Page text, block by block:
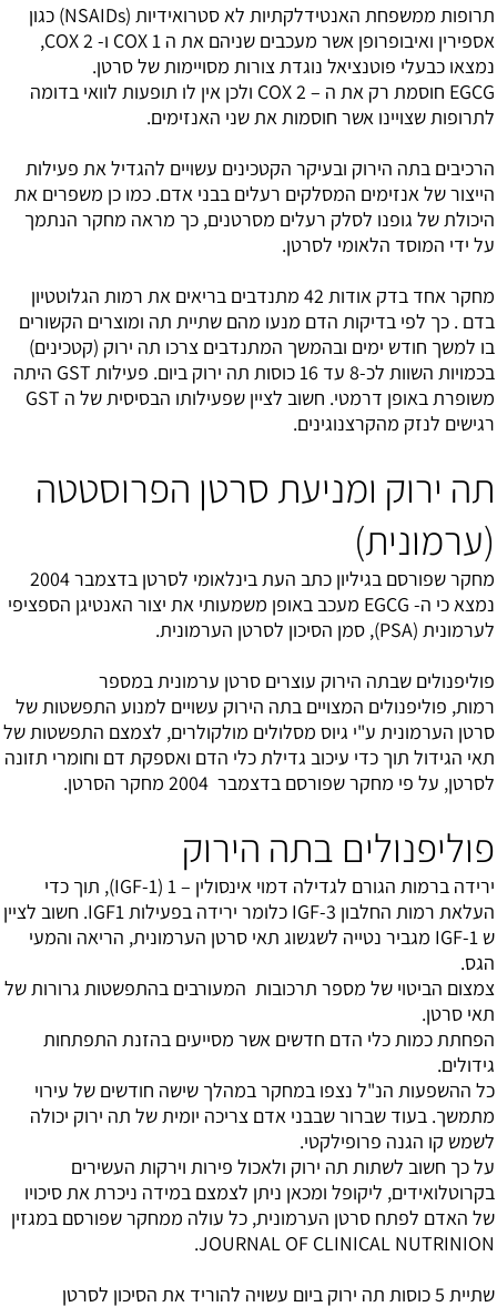
תרופות ממשפחת האנטידלקתיות לא סטרואידיות (NSAIDs) כגון
אספירין ואיבופרופן אשר מעכבים שניהם את ה COX 1 ו- COX 2,
נמצאו כבעלי פוטנציאל נוגדת צורות מסויימות של סרטן.
EGCG חוסמת רק את ה – COX 2 ולכן אין לו תופעות לוואי בדומה
לתרופות שצויינו אשר חוסמות את שני האנזימים.
הרכיבים בתה הירוק ובעיקר הקטכינים עשויים להגדיל את פעילות
הייצור של אנזימים המסלקים רעלים בבני אדם. כמו כן משפרים את
היכולת של גופנו לסלק רעלים מסרטנים, כך מראה מחקר הנתמך
על ידי המוסד הלאומי לסרטן.
מחקר אחד בדק אודות 42 מתנדבים בריאים את רמות הגלוטטיון
בדם . כך לפי בדיקות הדם מנעו מהם שתיית תה ומוצרים הקשורים
בו למשך חודש ימים ובהמשך המתנדבים צרכו תה ירוק (קטכינים)
בכמויות השוות לכ-8 עד 16 כוסות תה ירוק ביום. פעילות GST היתה
משופרת באופן דרמטי. חשוב לציין שפעילותו הבסיסית של ה GST
רגישים לנזק מהקרצנוגינים.
תה ירוק ומניעת סרטן הפרוסטטה
(ערמונית)
מחקר שפורסם בגיליון כתב העת בינלאומי לסרטן בדצמבר 2004
נמצא כי ה- EGCG מעכב באופן משמעותי את יצור האנטיגן הספציפי
לערמונית (PSA), סמן הסיכון לסרטן הערמונית.
פוליפנולים שבתה הירוק עוצרים סרטן ערמונית במספר
רמות, פוליפנולים המצויים בתה הירוק עשויים למנוע התפשטות של
סרטן הערמונית ע"י גיוס מסלולים מולקולרים, לצמצם התפשטות של
תאי הגידול תוך כדי עיכוב גדילת כלי הדם ואספקת דם וחומרי תזונה
לסרטן, על פי מחקר שפורסם בדצמבר 2004 מחקר הסרטן.
פוליפנולים בתה הירוק
ירידה ברמות הגורם לגדילה דמוי אינסולין – 1 (IGF-1), תוך כדי
העלאת רמות החלבון IGF-3 כלומר ירידה בפעילות IGF1. חשוב לציין
ש IGF-1 מגביר נטייה לשגשוג תאי סרטן הערמונית, הריאה והמעי
הגס.
צמצום הביטוי של מספר תרכובות המעורבים בהתפשטות גרורות של
תאי סרטן.
הפחתת כמות כלי הדם חדשים אשר מסייעים בהזנת התפתחות
גידולים.
כל ההשפעות הנ"ל נצפו במחקר במהלך שישה חודשים של עירוי
מתמשך. בעוד שברור שבבני אדם צריכה יומית של תה ירוק יכולה
לשמש קו הגנה פרופילקטי.
על כך חשוב לשתות תה ירוק ולאכול פירות וירקות העשירים
בקרוטלואידים, ליקופל ומכאן ניתן לצמצם במידה ניכרת את סיכויו
של האדם לפתח סרטן הערמונית, כל עולה ממחקר שפורסם במגזין
JOURNAL OF CLINICAL NUTRINION.
שתיית 5 כוסות תה ירוק ביום עשויה להוריד את הסיכון לסרטן